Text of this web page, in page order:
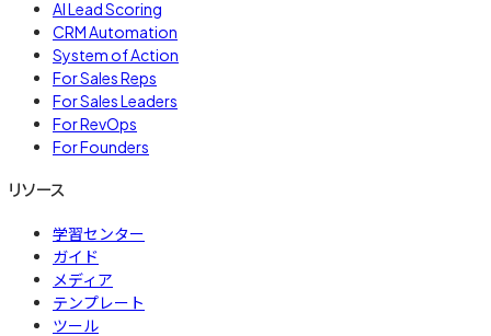
AI Lead Scoring
CRM Automation
System of Action
For Sales Reps
For Sales Leaders
For RevOps
For Founders
リソース
学習センター
ガイド
メディア
テンプレート
ツール